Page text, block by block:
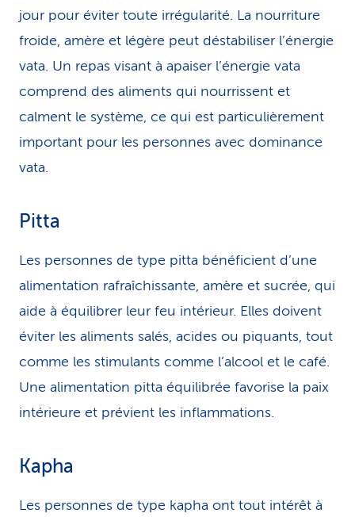
jour pour éviter toute irrégularité. La nourriture
froide, amère et légère peut déstabiliser l’énergie
vata. Un repas visant à apaiser l’énergie vata
comprend des aliments qui nourrissent et
calment le système, ce qui est particulièrement
important pour les personnes avec dominance
vata.
Pitta
Les personnes de type pitta bénéficient d’une
alimentation rafraîchissante, amère et sucrée, qui
aide à équilibrer leur feu intérieur. Elles doivent
éviter les aliments salés, acides ou piquants, tout
comme les stimulants comme l’alcool et le café.
Une alimentation pitta équilibrée favorise la paix
intérieure et prévient les inflammations.
Kapha
Les personnes de type kapha ont tout intérêt à